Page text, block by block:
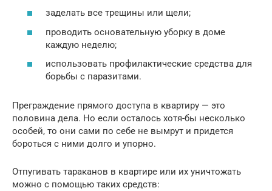
заделать все трещины или щели;
проводить основательную уборку в доме
каждую неделю;
использовать профилактические средства для
борьбы с паразитами.
Преграждение прямого доступа в квартиру — это
половина дела. Но если осталось хотя-бы несколько
особей, то они сами по себе не вымрут и придется
бороться с ними долго и упорно.
Отпугивать тараканов в квартире или их уничтожать
можно с помощью таких средств: